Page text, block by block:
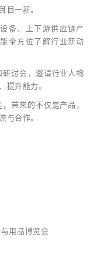
目一新。
备、上下游供应链产
全方位了解行业新动
讨会，邀请行业人物
提升能力。
带来的不仅是产品，
与合作。
用品博览会